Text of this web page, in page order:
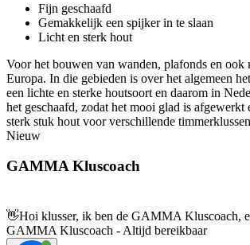
Fijn geschaafd
Gemakkelijk een spijker in te slaan
Licht en sterk hout
Voor het bouwen van wanden, plafonds en
Europa. In die gebieden is over het algemeen
een lichte en sterke houtsoort en daarom in
het geschaafd, zodat het mooi glad is
sterk stuk hout voor verschillende
Nieuw
GAMMA Kluscoach
👋Hoi klusser, ik ben de GAMMA Kluscoach,
GAMMA Kluscoach - Altijd bereikbaar